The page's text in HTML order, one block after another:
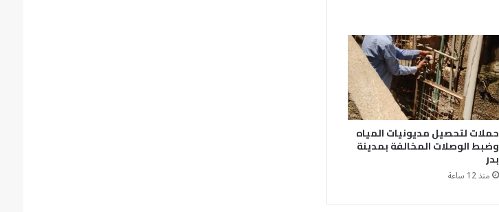
حملات لتحصيل مديونيات المياه
وضبط الوصلات المخالفة بمدينة
بدر
منذ 12 ساعة